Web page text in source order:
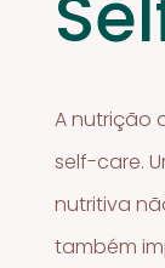
A nutrição
self-care.
nutritiva
também